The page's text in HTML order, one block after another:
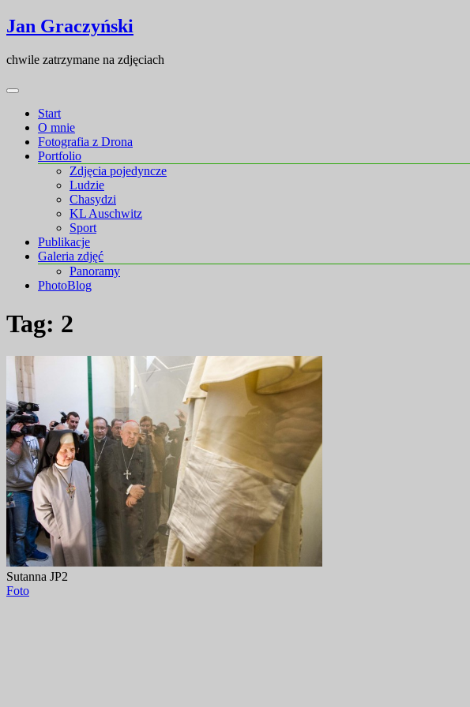
Skip
to
Skip
to
Jan Graczyński
chwile zatrzymane na zdjęciach
Start
O mnie
Fotografia z Drona
Portfolio
Zdjęcia pojedyncze
Ludzie
Chasydzi
KL Auschwitz
Sport
Publikacje
Galeria zdjęć
Panoramy
PhotoBlog
Tag: 2
Sutanna JP2
Foto